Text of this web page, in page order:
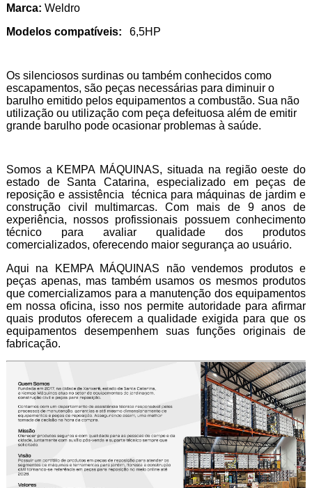
Marca: Weldro
Modelos compatíveis:
6,5HP
Os silenciosos surdinas ou também conhecidos como
escapamentos, são peças necessárias para diminuir o
barulho emitido pelos equipamentos a combustão. Sua não
utilização ou utilização com peça defeituosa além de emitir
grande barulho pode ocasionar problemas à saúde.
Somos a KEMPA MÁQUINAS, situada na região oeste do
estado de Santa Catarina, especializado em peças de
reposição e assistência técnica para máquinas de jardim e
construção civil multimarcas. Com mais de 9 anos de
experiência, nossos profissionais possuem conhecimento
técnico para avaliar qualidade dos produtos
comercializados, oferecendo maior segurança ao usuário.
Aqui na KEMPA MÁQUINAS não vendemos produtos e
peças apenas, mas também usamos os mesmos produtos
que comercializamos para a manutenção dos equipamentos
em nossa oficina, isso nos permite autoridade para afirmar
quais produtos oferecem a qualidade exigida para que os
equipamentos desempenhem suas funções originais de
fabricação.